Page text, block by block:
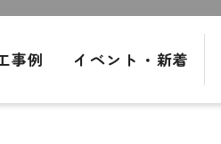
事例 イベント・新着